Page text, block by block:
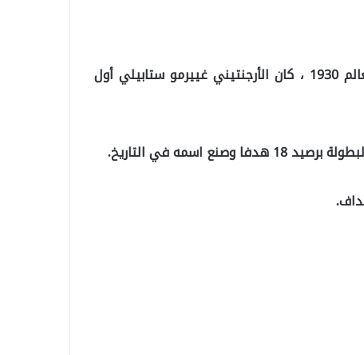
بينما تم تسجيل 70 هدفاً في 18 مباراة في كأس العالم 1930 ، كان الأرجنتيني غييرمو ستابيلي أول